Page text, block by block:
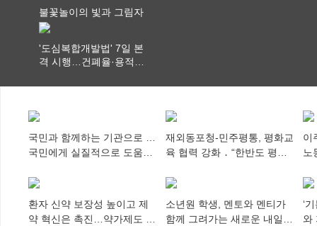
불꽃놀이의 빛과 그림자
'도심복합개발법' 7일 본
격 시행…건폐율·용적률
국민과 함께하는 기관으로 …
국민에게 실질적으로 도움이
재외동포청-민주평통, 평화교
육 협력 강화 ․ “한반도 평화,
다”
이
노
환자 신약 보장성 높이고 제
약 혁신은 촉진…약가제도 개
소년원 학생, 멘토와 멘티가
함께 그려가는 새로운 내일
‘
와